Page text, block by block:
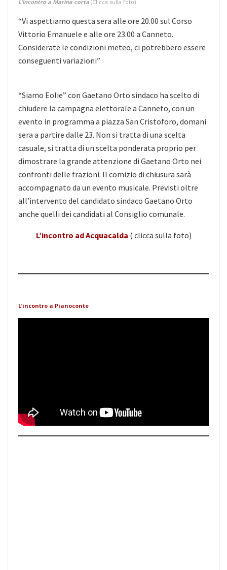
L’incontro a Marina corta (Clicca sulla foto)
“Vi aspettiamo questa sera alle ore 20.00 sul Corso
Vittorio Emanuele e alle ore 23.00 a Canneto.
Considerate le condizioni meteo, ci potrebbero essere
conseguenti variazioni”
“Siamo Eolie” con Gaetano Orto sindaco ha scelto di
chiudere la campagna elettorale a Canneto, con un
evento in programma a piazza San Cristoforo, domani
sera a partire dalle 23. Non si tratta di una scelta
casuale, si tratta di un scelta ponderata proprio per
dimostrare la grande attenzione di Gaetano Orto nei
confronti delle frazioni. Il comizio di chiusura sarà
accompagnato da un evento musicale. Previsti oltre
all’intervento del candidato sindaco Gaetano Orto
anche quelli dei candidati al Consiglio comunale.
L’incontro ad Acquacalda ( clicca sulla foto)
L’incontro a Pianoconte